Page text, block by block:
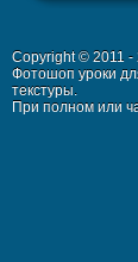
Copyright © 2011 -
Фотошоп уроки
текстуры.
При полном или